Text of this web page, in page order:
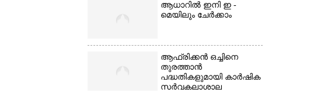
ആധാറിൽ ഇനി ഇ -
മെയിലും ചേർക്കാം
ആഫ്രിക്കൻ ഒച്ചിനെ
തുരത്താൻ
പദ്ധതികളുമായി കാർഷിക
സർവകലാശാല